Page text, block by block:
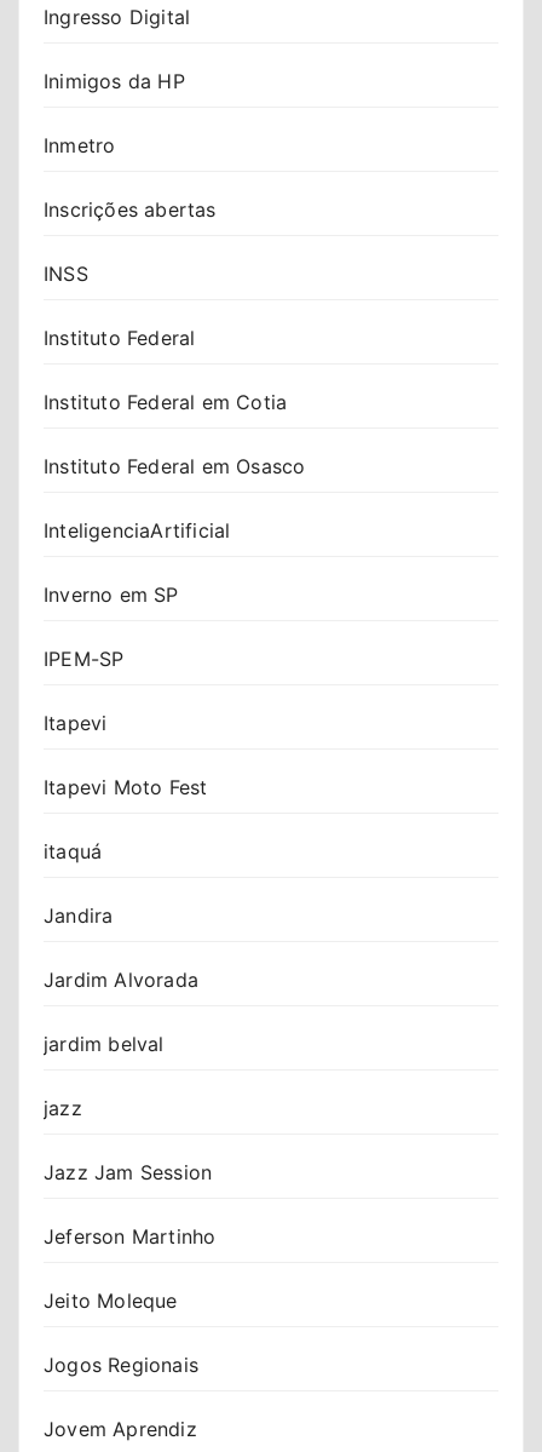
Ingresso Digital
Inimigos da HP
Inmetro
Inscrições abertas
INSS
Instituto Federal
Instituto Federal em Cotia
Instituto Federal em Osasco
InteligenciaArtificial
Inverno em SP
IPEM-SP
Itapevi
Itapevi Moto Fest
itaquá
Jandira
Jardim Alvorada
jardim belval
jazz
Jazz Jam Session
Jeferson Martinho
Jeito Moleque
Jogos Regionais
Jovem Aprendiz